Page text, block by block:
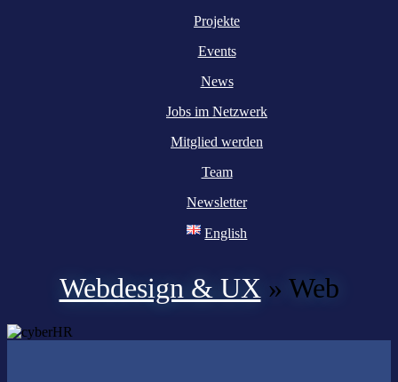
Projekte
Events
News
Jobs im Netzwerk
Mitglied werden
Team
Newsletter
English
Webdesign & UX » Web